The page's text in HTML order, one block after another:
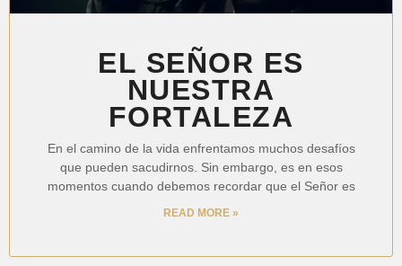
EL SEÑOR ES
NUESTRA
FORTALEZA
En el camino de la vida enfrentamos muchos desafíos
que pueden sacudirnos. Sin embargo, es en esos
momentos cuando debemos recordar que el Señor es
READ MORE »